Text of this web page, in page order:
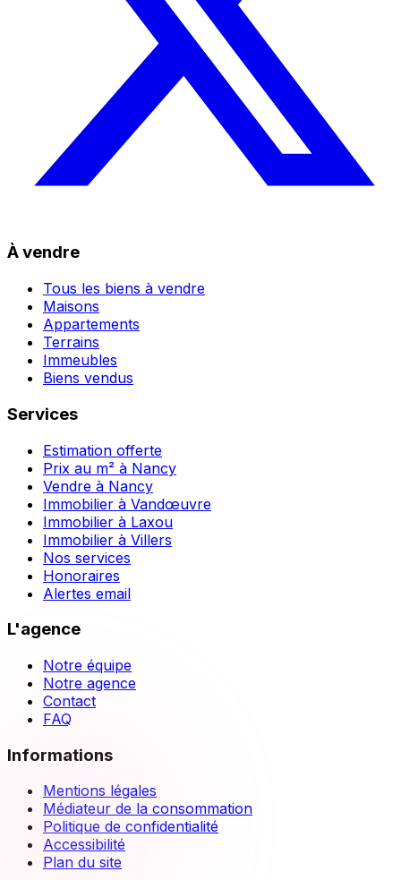
À vendre
Tous les biens à vendre
Maisons
Appartements
Terrains
Immeubles
Biens vendus
Services
Estimation offerte
Prix au m² à Nancy
Vendre à Nancy
Immobilier à Vandœuvre
Immobilier à Laxou
Immobilier à Villers
Nos services
Honoraires
Alertes email
L'agence
Notre équipe
Notre agence
Contact
FAQ
Informations
Mentions légales
Médiateur de la consommation
Politique de confidentialité
Accessibilité
Plan du site